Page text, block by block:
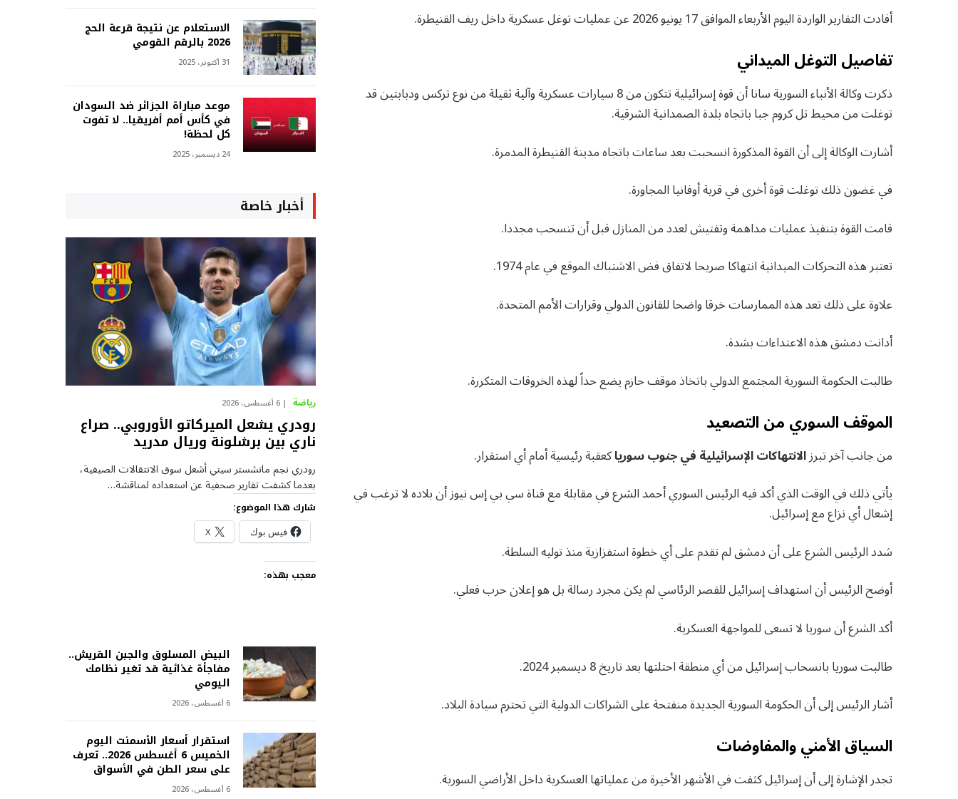
أفادت التقارير الواردة اليوم الأربعاء الموافق 17 يونيو 2026 عن عمليات توغل عسكرية داخل ريف القنيطرة.
تفاصيل التوغل الميداني
ذكرت وكالة الأنباء السورية سانا أن قوة إسرائيلية تتكون من 8 سيارات عسكرية وآلية ثقيلة من نوع تركس ودبابتين قد
توغلت من محيط تل كروم جبا باتجاه بلدة الصمدانية الشرقية.
أشارت الوكالة إلى أن القوة المذكورة انسحبت بعد ساعات باتجاه مدينة القنيطرة المدمرة.
في غضون ذلك توغلت قوة أخرى في قرية أوفانيا المجاورة.
قامت القوة بتنفيذ عمليات مداهمة وتفتيش لعدد من المنازل قبل أن تنسحب مجددا.
تعتبر هذه التحركات الميدانية انتهاكا صريحا لاتفاق فض الاشتباك الموقع في عام 1974.
علاوة على ذلك تعد هذه الممارسات خرقا واضحا للقانون الدولي وقرارات الأمم المتحدة.
أدانت دمشق هذه الاعتداءات بشدة.
طالبت الحكومة السورية المجتمع الدولي باتخاذ موقف حازم يضع حداً لهذه الخروقات المتكررة.
الموقف السوري من التصعيد
من جانب آخر تبرزالانتهاكات الإسرائيلية في جنوب سورياكعقبة رئيسية أمام أي استقرار.
يأتي ذلك في الوقت الذي أكد فيه الرئيس السوري أحمد الشرع في مقابلة مع قناة سي بي إس نيوز أن بلاده لا ترغب في
إشعال أي نزاع مع إسرائيل.
شدد الرئيس الشرع على أن دمشق لم تقدم على أي خطوة استفزازية منذ توليه السلطة.
أوضح الرئيس أن استهداف إسرائيل للقصر الرئاسي لم يكن مجرد رسالة بل هو إعلان حرب فعلي.
أكد الشرع أن سوريا لا تسعى للمواجهة العسكرية.
طالبت سوريا بانسحاب إسرائيل من أي منطقة احتلتها بعد تاريخ 8 ديسمبر 2024.
أشار الرئيس إلى أن الحكومة السورية الجديدة منفتحة على الشراكات الدولية التي تحترم سيادة البلاد.
السياق الأمني والمفاوضات
تجدر الإشارة إلى أن إسرائيل كثفت في الأشهر الأخيرة من عملياتها العسكرية داخل الأراضي السورية.
الاستعلام عن نتيجة قرعة الحج
2026 بالرقم القومي
31 أكتوبر، 2025
موعد مباراة الجزائر ضد السودان
في كأس أمم أفريقيا.. لا تفوت
كل لحظة!
24 ديسمبر، 2025
أخبار خاصة
رياضة 6 أغسطس، 2026
رودري يشعل الميركاتو الأوروبي.. صراع
ناري بين برشلونة وريال مدريد
رودري نجم مانشستر سيتي أشعل سوق الانتقالات الصيفية،
بعدما كشفت تقارير صحفية عن استعداده لمناقشة…
شارك هذا الموضوع:
فيس بوك X
معجب بهذه:
البيض المسلوق والجبن القريش..
مفاجأة غذائية قد تغير نظامك
اليومي
6 أغسطس، 2026
استقرار أسعار الأسمنت اليوم
الخميس 6 أغسطس 2026.. تعرف
على سعر الطن في الأسواق
6 أغسطس، 2026